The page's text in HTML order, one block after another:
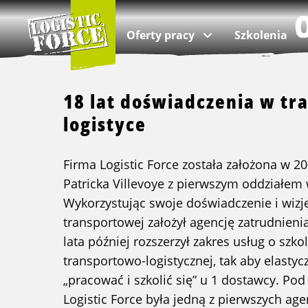
Logistic
Force
|
PL
Oferty pracy
według branży
wszystkie oferty
praca w logistyce
praca dla kierowców ciężarówek
praca dla kierowców autobusów
praca przy przeprowadzkach
Szkolenia
Według kategorii
wszystkie szkolenia
transport wewnętrzny
VCA
szkolenia językowe
O nas
O Logistic Force
Często zadawane pytania
Aktualności i Blog
Zespół
Jakość
VIA Logistics Professionals
Rekrutacja dla profesjonalistów
18 lat doświadczenia w
logistyce
Firma Logistic Force została założona w
Patricka Villevoye z pierwszym
Wykorzystując swoje doświadczenie i
transportowej założył agencję
lata później rozszerzył zakres usług o
transportowo-logistycznej, tak aby
„pracować i szkolić się” u 1 dostawcy.
Logistic Force była jedną z pierwszych